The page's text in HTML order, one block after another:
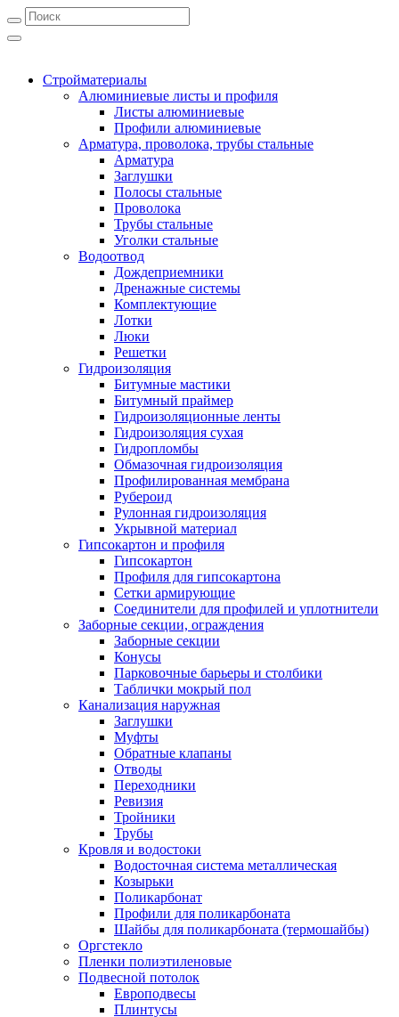
Стройматериалы
Алюминиевые листы и профиля
Листы алюминиевые
Профили алюминиевые
Арматура, проволока, трубы стальные
Арматура
Заглушки
Полосы стальные
Проволока
Трубы стальные
Уголки стальные
Водоотвод
Дождеприемники
Дренажные системы
Комплектующие
Лотки
Люки
Решетки
Гидроизоляция
Битумные мастики
Битумный праймер
Гидроизоляционные ленты
Гидроизоляция сухая
Гидропломбы
Обмазочная гидроизоляция
Профилированная мембрана
Рубероид
Рулонная гидроизоляция
Укрывной материал
Гипсокартон и профиля
Гипсокартон
Профиля для гипсокартона
Сетки армирующие
Соединители для профилей и уплотнители
Заборные секции, ограждения
Заборные секции
Конусы
Парковочные барьеры и столбики
Таблички мокрый пол
Канализация наружная
Заглушки
Муфты
Обратные клапаны
Отводы
Переходники
Ревизия
Тройники
Трубы
Кровля и водостоки
Водосточная система металлическая
Козырьки
Поликарбонат
Профили для поликарбоната
Шайбы для поликарбоната (термошайбы)
Оргстекло
Пленки полиэтиленовые
Подвесной потолок
Европодвесы
Плинтусы